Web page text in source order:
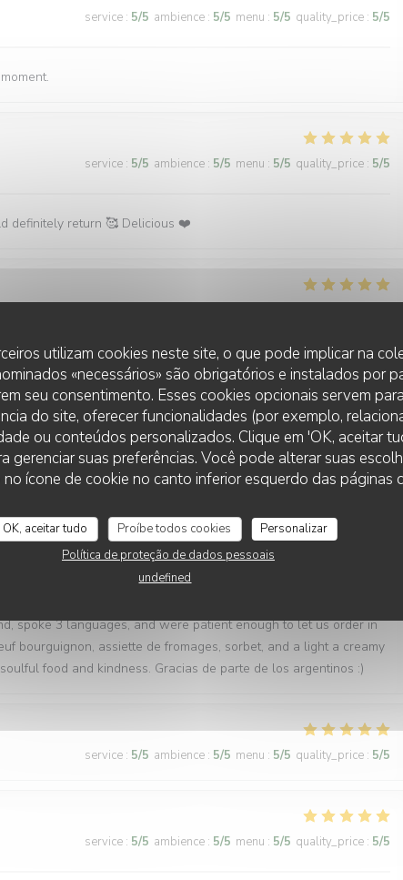
utilizam cookies neste site, o que pode implicar na
«necessários» são obrigatórios e instalados por
seu consentimento. Esses cookies opcionais servem
do site, oferecer funcionalidades (por exemplo,
ou conteúdos personalizados. Clique em 'OK, aceitar
gerenciar suas preferências. Você pode alterar suas
ícone de cookie no canto inferior esquerdo das páginas
OK, aceitar tudo Proíbe todos cookies
Personalizar
Política de proteção de dados pessoais
undefined
service : 5/5 ambience : 5/5 menu : 5/5 quality_price : 5/5
service : 5/5 ambience : 5/5 menu : 5/5 quality_price : 5/5
definitely return 🥰 Delicious ❤️
service:5/5 ambience:5/5 menu:5/5 quality_price:5/5
service:5/5 ambience:5/5 menu:5/5 quality_price
to a warm, inviting, and authentic French bistro. The restaurant
spoke 3 languages, and were patient enough to let us order in
bourguignon, assiette de fromages, sorbet, and a light a creamy
food and kindness. Gracias de parte de los argentinos :)
service : 5/5 ambience : 5/5 menu : 5/5 quality_price : 5/5
service : 5/5 ambience : 5/5 menu : 5/5 quality_price : 5/5